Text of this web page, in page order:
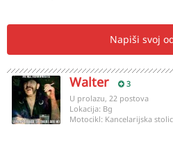
Napiši svoj
Walter 3
U prolazu, 22 postova
Lokacija: Bg
Motocikl: Kancelarijska